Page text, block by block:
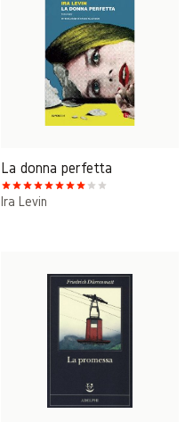
La donna perfetta
Ira Levin